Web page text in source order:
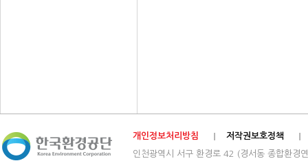
개인정보처리방침
저작권보호정책
인천광역시 서구 환경로 42 (경서동 종합